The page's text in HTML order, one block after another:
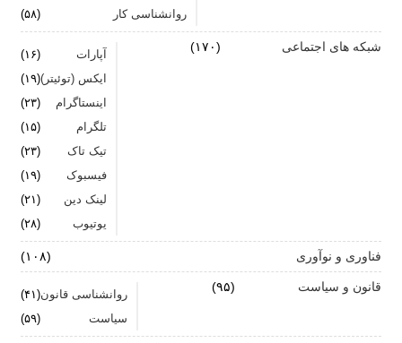
روانشناسی کار
(۵۸)
شبکه های اجتماعی (۱۷۰)
آپارات
(۱۶)
ایکس (توئیتر)(۱۹)
اینستاگرام
(۲۳)
تلگرام
(۱۵)
تیک تاک
(۲۳)
فیسبوک
(۱۹)
لینک دین
(۲۱)
یوتیوب
(۲۸)
فناوری و نوآوری (۱۰۸)
قانون و سیاست (۹۵)
روانشناسی قانون(۴۱)
سیاست
(۵۹)